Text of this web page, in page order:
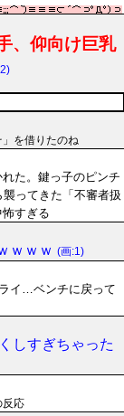
、仰向け巨乳
を借りたのね
た。鍵っ子のピンチ
ってきた「不審者扱
すぎる
ｗｗｗ (画:1)
イ…ベンチに戻って
しすぎちゃった
反応